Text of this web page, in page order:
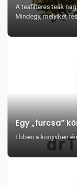
A teafilteres teák
Mindegy, melyiket
Egy „furcsa”
Ebben a könyvben